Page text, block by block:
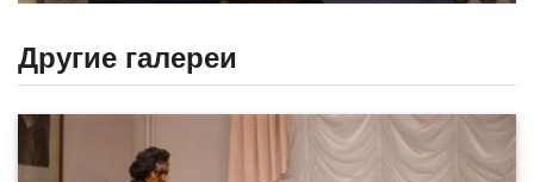
Другие галереи